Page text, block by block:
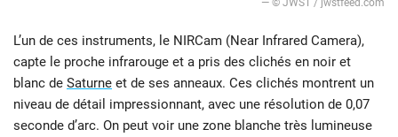
L’un de ces instruments, le NIRCam (Near Infrared Camera),
capte le proche infrarouge et a pris des clichés en noir et
blanc de Saturne et de ses anneaux. Ces clichés montrent un
niveau de détail impressionnant, avec une résolution de 0,07
seconde d’arc. On peut voir une zone blanche très lumineuse